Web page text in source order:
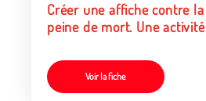
Créer une affiche contre la
peine de mort. Une activité
Voir la fiche